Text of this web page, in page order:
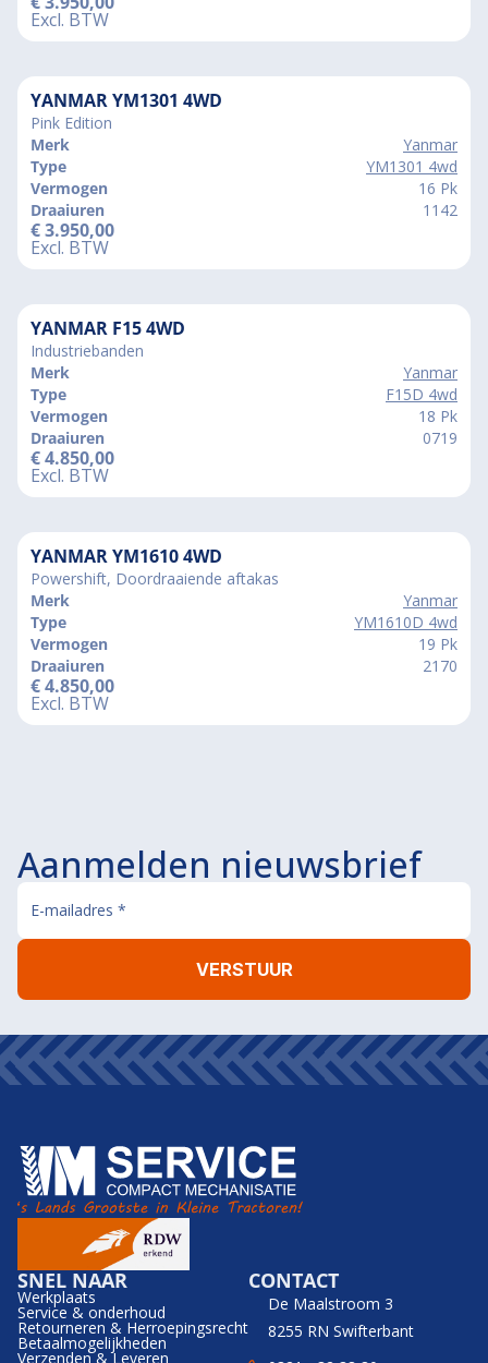
Excl. BTW
YANMAR YM1301 4WD
Pink Edition
Merk
Yanmar
Type
YM1301 4wd
Vermogen
16 Pk
Draaiuren
1142
€3.950,00
Excl. BTW
YANMAR F15 4WD
Industriebanden
Merk
Yanmar
Type
F15D 4wd
Vermogen
18 Pk
Draaiuren
0719
€4.850,00
Excl. BTW
YANMAR YM1610 4WD
Powershift, Doordraaiende aftakas
Merk
Yanmar
Type
YM1610D 4wd
Vermogen
19 Pk
Draaiuren
2170
€4.850,00
Excl. BTW
Aanmelden nieuwsbrief
SNEL NAAR
Werkplaats
Service & onderhoud
Retourneren & Herroepingsrecht
Betaalmogelijkheden
Verzenden & Leveren
CONTACT
De Maalstroom 3
8255 RN Swifterbant